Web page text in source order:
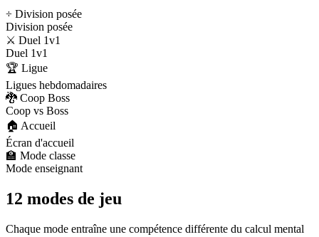
÷ Division posée
Division posée
⚔️ Duel 1v1
Duel 1v1
🏆 Ligue
Ligues hebdomadaires
🐉 Coop Boss
Coop vs Boss
🏠 Accueil
Écran d'accueil
🏫 Mode classe
Mode enseignant
12 modes de jeu
Chaque mode entraîne une compétence différente du calcul mental